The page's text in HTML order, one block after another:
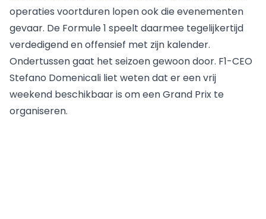
operaties voortduren lopen ook die evenementen
gevaar. De Formule 1 speelt daarmee tegelijkertijd
verdedigend en offensief met zijn kalender.
Ondertussen gaat het seizoen gewoon door. F1-CEO
Stefano Domenicali liet weten dat er een vrij
weekend beschikbaar is om een Grand Prix te
organiseren.